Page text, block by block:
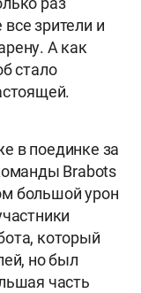
зрители и
А как
стало
в поединке за
Brabots
большой урон
который
но был
часть